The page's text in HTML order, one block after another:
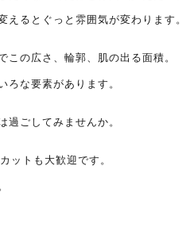
えるとぐっと雰囲気が変わります。
この広さ、輪郭、肌の出る面積。
ろな要素があります。
過ごしてみませんか。
ットも大歓迎です。